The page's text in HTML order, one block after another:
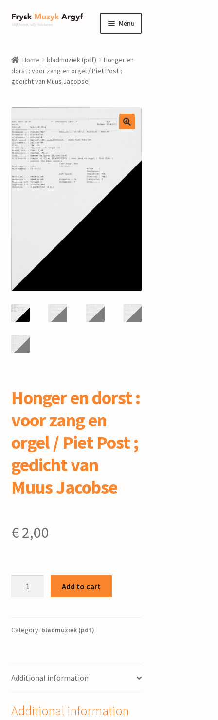
Ga
door
navigatie
Ga
naar
inhoud
Menu
informatie
uitvouwen
Componisten
nieuws
events
Home bladmuziek (pdf)
Honger en
dorst : voor zang en orgel / Piet Post ;
gedicht van Muus Jacobse
Honger en dorst :
voor zang en
orgel / Piet Post ;
gedicht van
Muus Jacobse
€2,00
voor
/
;
Add to cart
Category: bladmuziek (pdf)
Additional information
Additional information